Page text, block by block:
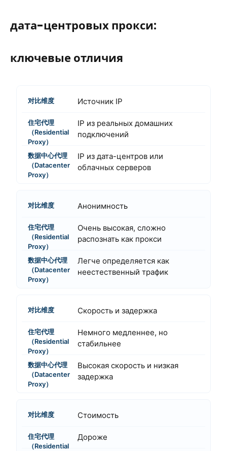
дата-центровых прокси:
ключевые отличия
Источник IP
IP из реальных домашних
подключений
IP из дата-центров или
облачных серверов
Анонимность
Очень высокая, сложно
распознать как прокси
Легче определяется как
неестественный трафик
Скорость и задержка
Немного медленнее, но
стабильнее
Высокая скорость и низкая
задержка
Стоимость
Дороже